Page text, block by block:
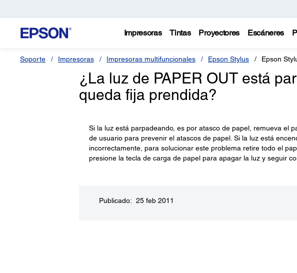
Impresoras Tintas Proyectores Escáneres
Soporte Impresoras Impresoras multifuncionales Epson Stylus Epson
¿La luz de PAPER OUT está
queda fija prendida?
Si la luz está parpadeando, es por atasco de papel, remueva el
de usuario para prevenir el atascos de papel. Si la luz está
incorrectamente, para solucionar este problema retire todo el
presione la tecla de carga de papel para apagar la luz y seguir
Publicado: 25 feb 2011